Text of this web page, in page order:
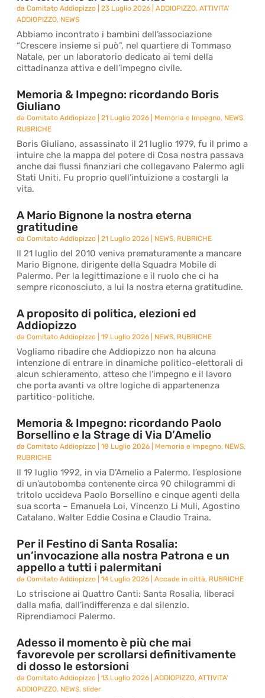
daComitato Addiopizzo |23 Luglio 2026 |ADDIOPIZZO,ATTIVITA'
ADDIOPIZZO, NEWS
Abbiamo incontrato i bambini dell’associazione
“Crescere insieme si può”, nel quartiere di Tommaso
Natale, per un laboratorio dedicato ai temi della
cittadinanza attiva e dell’impegno civile.
Memoria & Impegno: ricordando Boris
Giuliano
daComitato Addiopizzo |21 Luglio 2026 Memoria e Impegno, NEWS,
RUBRICHE
Boris Giuliano, assassinato il 21 luglio 1979, fu il primo a
intuire che la mappa del potere di Cosa nostra passava
anche dai flussi finanziari che collegavano Palermo agli
Stati Uniti. Fu proprio quell’intuizione a costargli la
vita.
A Mario Bignone la nostra eterna
gratitudine
daComitato Addiopizzo |21 Luglio 2026 NEWS, RUBRICHE
Il 21 luglio del 2010 veniva prematuramente a mancare
Mario Bignone, dirigente della Squadra Mobile di
Palermo. Per la legittimazione e il ruolo che ci ha
sempre riconosciuto, a lui la nostra eterna gratitudine.
A proposito di politica, elezioni ed
Addiopizzo
daComitato Addiopizzo |19 Luglio 2026 NEWS, RUBRICHE
Vogliamo ribadire che Addiopizzo non ha alcuna
intenzione di entrare in dinamiche politico-elettorali di
alcun schieramento, atteso che l’impegno e il lavoro
che porta avanti va oltre logiche di appartenenza
partitico-politiche.
Memoria & Impegno: ricordando Paolo
Borsellino e la Strage di Via D’Amelio
daComitato Addiopizzo |18 Luglio 2026 Memoria e Impegno, NEWS,
RUBRICHE
Il 19 luglio 1992, in via D’Amelio a Palermo, l’esplosione
di un’autobomba contenente circa 90 chilogrammi di
tritolo uccideva Paolo Borsellino e cinque agenti della
sua scorta – Emanuela Loi, Vincenzo Li Muli, Agostino
Catalano, Walter Eddie Cosina e Claudio Traina.
Per il Festino di Santa Rosalia:
un’invocazione alla nostra Patrona e un
appello a tutti i palermitani
daComitato Addiopizzo |14 Luglio 2026 |Accade in città, RUBRICHE
Lo striscione ai Quattro Canti: Santa Rosalia, liberaci
dalla mafia, dall’indifferenza e dal silenzio.
Riprendiamoci Palermo.
Adesso il momento è più che mai
favorevole per scrollarsi definitivamente
di dosso le estorsioni
daComitato Addiopizzo |13 Luglio 2026 |ADDIOPIZZO,ATTIVITA'
ADDIOPIZZO, NEWS,slider